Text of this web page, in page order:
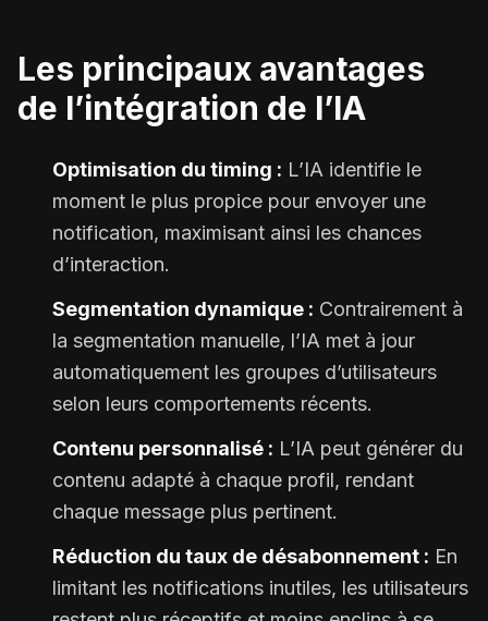
Les principaux avantages
de l’intégration de l’IA
Optimisation du timing : L’IA identifie le
moment le plus propice pour envoyer une
notification, maximisant ainsi les chances
d’interaction.
Segmentation dynamique : Contrairement à
la segmentation manuelle, l’IA met à jour
automatiquement les groupes d’utilisateurs
selon leurs comportements récents.
Contenu personnalisé : L’IA peut générer du
contenu adapté à chaque profil, rendant
chaque message plus pertinent.
Réduction du taux de désabonnement : En
limitant les notifications inutiles, les utilisateurs